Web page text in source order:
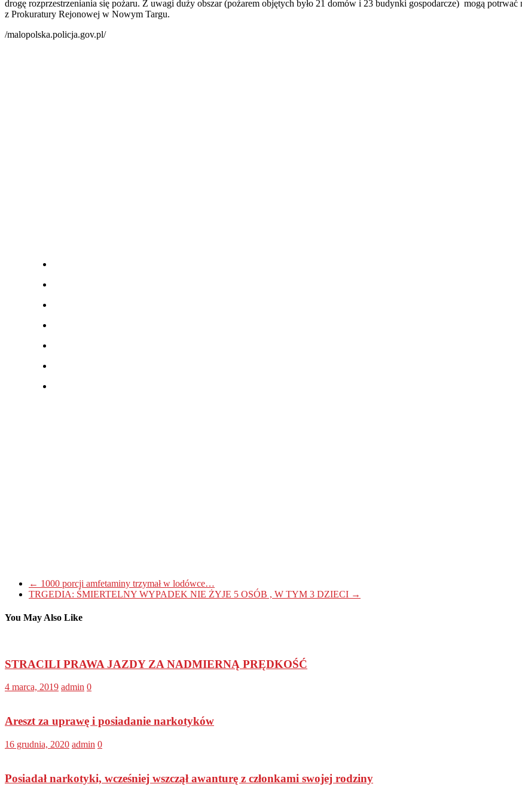
drogę rozprzestrzeniania się pożaru. Z uwagi duży obszar (pożarem objętych było 21 domów i 23 budynki gospodarcze) mogą
z Prokuratury Rejonowej w Nowym Targu.
/malopolska.policja.gov.pl/
← 1000 porcji amfetaminy trzymał w lodówce…
TRGEDIA: ŚMIERTELNY WYPADEK NIE ŻYJE 5 OSÓB , W TYM 3 DZIECI →
You May Also Like
STRACILI PRAWA JAZDY ZA NADMIERNĄ PRĘDKOŚĆ
4 marca, 2019 admin 0
Areszt za uprawę i posiadanie narkotyków
16 grudnia, 2020 admin 0
Posiadał narkotyki, wcześniej wszczął awanturę z członkami swojej rodziny